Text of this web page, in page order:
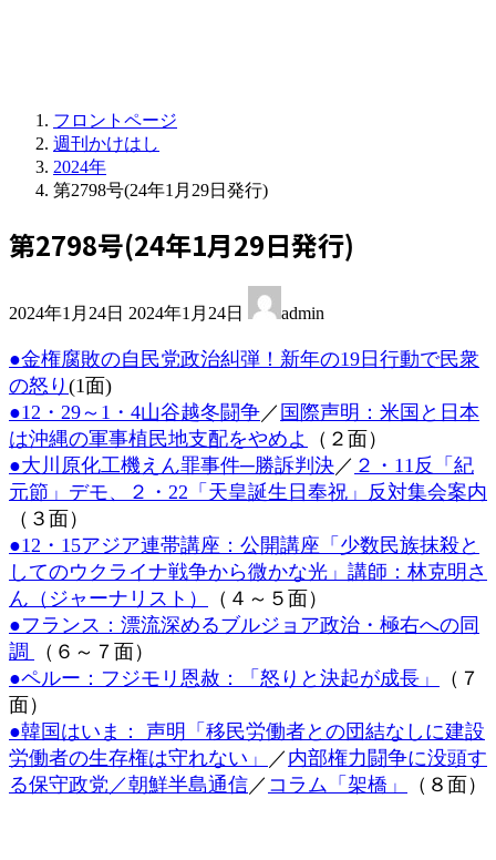
フロントページ
週刊かけはし
2024年
第2798号(24年1月29日発行)
第2798号(24年1月29日発行)
2024年1月24日 終
新
時
:
2024年1月24日 admin
●金権腐敗の自民党政治糾弾！新年の19日行動で民衆
の怒り (1面)
●12・29～1・4山谷越冬闘争 ／ 国際声明：米国と日本
は沖縄の軍事植民地支配をやめよ
（２面）
●大川原化工機えん罪事件─勝訴判決 ／ ２・11反「紀
元節」デモ、２・22「天皇誕生日奉祝」反対集会案内
（３面）
●12・15アジア連帯講座：公開講座「少数民族抹殺と
してのウクライナ戦争から微かな光」講師：林克明さ
ん（ジャーナリスト）
（４～５面）
●フランス：漂流深めるブルジョア政治・極右への同
調
（６～７面）
●ペルー：フジモリ恩赦：「怒りと決起が成長」
（７
面）
●韓国はいま： 声明「移民労働者との団結なしに建設
労働者の生存権は守れない」
／ 内部権力闘争に没頭す
る保守政党／朝鮮半島通信 ／ コラム「架橋」 （８面）